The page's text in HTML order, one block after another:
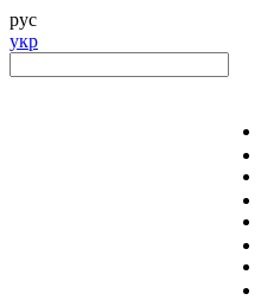
рус
укр